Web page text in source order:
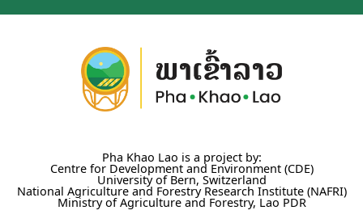
Pha Khao Lao is a project by:
Centre for Development and Environment (CDE)
University of Bern, Switzerland
National Agriculture and Forestry Research Institute (NAFRI)
Ministry of Agriculture and Forestry, Lao PDR